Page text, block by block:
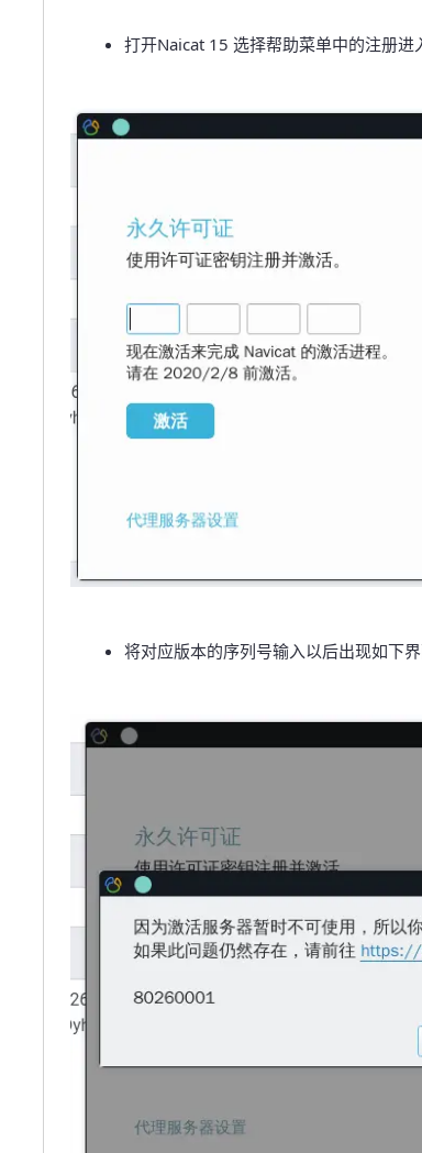
打开Naicat 15 选择帮助菜单中的注册进
将对应版本的序列号输入以后出现如下界